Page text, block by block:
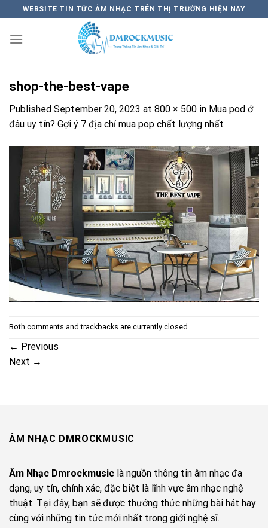
content
WEBSITE TIN TỨC ÂM NHẠC TRÊN THỊ TRƯỜNG HIỆN NAY
shop-the-best-vape
Published September 20, 2023 at 800 × 500 in Mua pod ở
đâu uy tín? Gợi ý 7 địa chỉ mua pop chất lượng nhất
Both comments and trackbacks are currently closed.
← Previous
Next →
ÂM NHẠC DMROCKMUSIC
Âm Nhạc Dmrockmusic là nguồn thông tin âm nhạc đa
dạng, uy tín, chính xác, đặc biệt là lĩnh vực âm nhạc nghệ
thuật. Tại đây, bạn sẽ được thưởng thức những bài hát hay
cùng với những tin tức mới nhất trong giới nghệ sĩ.